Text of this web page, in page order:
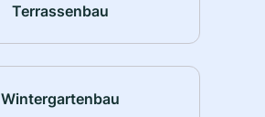
Terrassenbau
Wintergartenbau